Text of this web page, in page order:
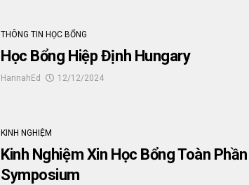
THÔNG TIN HỌC BỔNG
Học Bổng Hiệp Định Hungary
HannahEd 12/12/2024
KINH NGHIỆM
Kinh Nghiệm Xin Học Bổng Toàn
Symposium